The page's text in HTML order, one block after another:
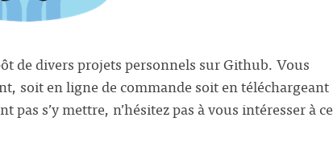
de divers projets personnels sur Github. Vous
soit en ligne de commande soit en téléchargeant
s’y mettre, n’hésitez pas à vous intéresser à ce